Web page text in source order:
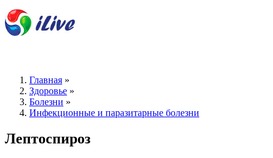
Главная »
Здоровье »
Болезни »
Инфекционные и паразитарные болезни
Лептоспироз